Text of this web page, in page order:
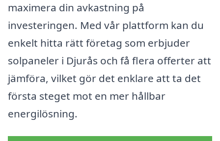
maximera din avkastning på
investeringen. Med vår plattform kan du
enkelt hitta rätt företag som erbjuder
solpaneler i Djurås och få flera offerter att
jämföra, vilket gör det enklare att ta det
första steget mot en mer hållbar
energilösning.